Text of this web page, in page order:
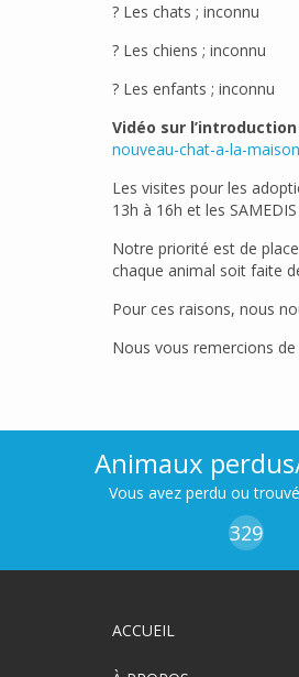
? Les chats ; inconnu
? Les chiens ; inconnu
? Les enfants ; inconnu
Vidéo sur
nouveau-chat-a-la-
Les visites pour les
13h à 16h et les
Notre priorité est de
chaque animal soit faite
Pour ces raisons, nous
Nous vous remercions
Animaux
Vous avez perdu ou
329
ACCUEIL